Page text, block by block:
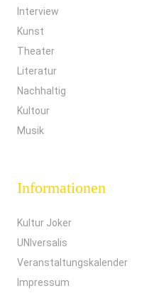
Interview
Kunst
Theater
Literatur
Nachhaltig
Kultour
Musik
Informationen
Kultur Joker
UNIversalis
Veranstaltungskalender
Impressum